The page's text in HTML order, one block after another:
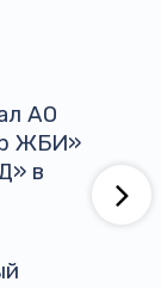
АО
ЖБИ»
в